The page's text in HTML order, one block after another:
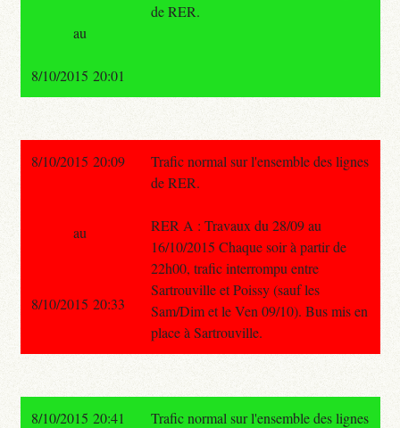
de RER.
au
8/10/2015 20:01
8/10/2015 20:09
Trafic normal sur l'ensemble des lignes
de RER.
RER A : Travaux du 28/09 au
16/10/2015 Chaque soir à partir de
22h00, trafic interrompu entre
Sartrouville et Poissy (sauf les
Sam/Dim et le Ven 09/10). Bus mis en
place à Sartrouville.
au
8/10/2015 20:33
8/10/2015 20:41
Trafic normal sur l'ensemble des lignes